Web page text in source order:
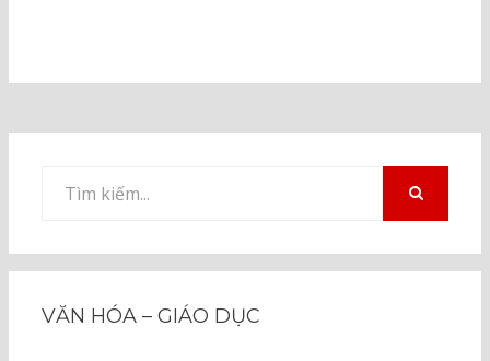
kiếm
VĂN HÓA – GIÁO DỤC